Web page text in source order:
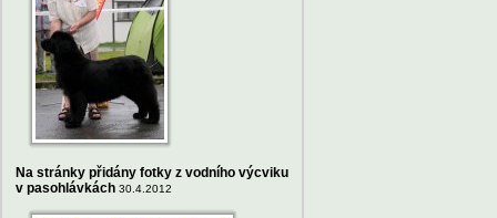
Na stránky přidány fotky z vodního výcviku
v pasohlávkách 30.4.2012